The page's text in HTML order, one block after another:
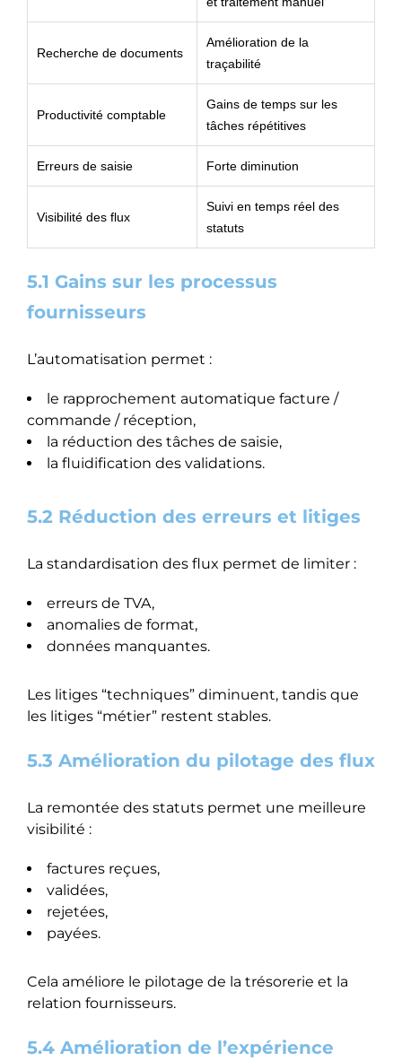
Recherche de documents
Amélioration de la
traçabilité
Productivité comptable
Gains de temps sur les
tâches répétitives
Erreurs de saisie Forte diminution
Visibilité des flux
Suivi en temps réel des
statuts
5.1 Gains sur les processus
fournisseurs
L’automatisation permet :
le rapprochement automatique facture /
commande / réception,
la réduction des tâches de saisie,
la fluidification des validations.
5.2 Réduction des erreurs et litiges
La standardisation des flux permet de limiter :
erreurs de TVA,
anomalies de format,
données manquantes.
Les litiges “techniques” diminuent, tandis que
les litiges “métier” restent stables.
5.3 Amélioration du pilotage des flux
La remontée des statuts permet une meilleure
visibilité :
factures reçues,
validées,
rejetées,
payées.
Cela améliore le pilotage de la trésorerie et la
relation fournisseurs.
5.4 Amélioration de l’expérience